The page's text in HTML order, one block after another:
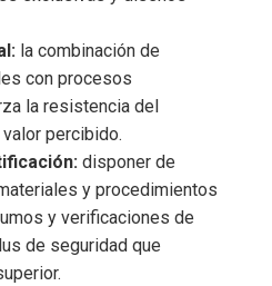
la combinación de
con procesos
la resistencia del
percibido.
disponer de
y procedimientos
y verificaciones de
de seguridad que